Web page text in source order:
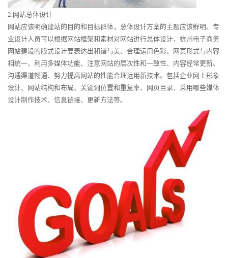
2.网站总体设计
网站应该明确建站的目的和目标群体，总体设计方案的主题应该鲜明、专
业设计人员可以根据网站框架和素材对网站进行总体设计，杭州电子商务
网站建设的版式设计要表达出和谐与美、合理运用色彩、网页形式与内容
相统一、利用多媒体功能、注意网站的层次性和一致性、内容经常更新、
沟通渠道畅通、努力提高网站的性能合理运用新技术。包括企业网上形象
设计、网站结构和布局、关键词位置和重复率、网页目录、采用哪些媒体
设计制作技术、信息链接、更新方法等。